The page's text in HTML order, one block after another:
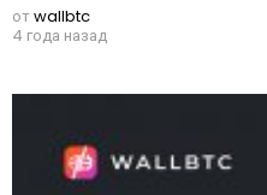
отwallbtc
4 года назад